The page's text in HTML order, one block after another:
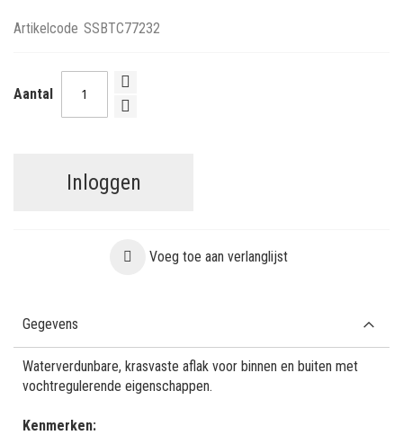
Artikelcode SSBTC77232
Aantal
Inloggen
Voeg toe aan verlanglijst
Gegevens
Waterverdunbare, krasvaste aflak voor binnen en buiten met
vochtregulerende eigenschappen.
Kenmerken: